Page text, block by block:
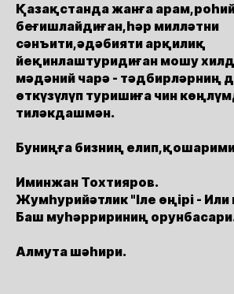
Қазақстанда жанға
беғишлайдиған,һәр милләтни
сәнъити,әдәбияти арқилиқ
йеқинлаштуридиған мошу
мәдәний чарә - тәдбирләрниң
өткүзүлүп туришиға чин
тиләкдашмән.
Буниңға бизниң
Иминжан Тохтияров.
Жумһурийәтлик "Іле өңірі - Или
Баш муһәрририниң
Алмута шәһири.